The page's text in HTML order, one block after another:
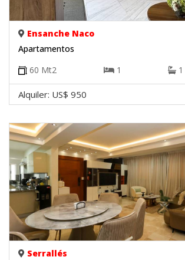
Ensanche Naco
Apartamentos
60 Mt2 1 1
Alquiler: US$ 950
Serrallés